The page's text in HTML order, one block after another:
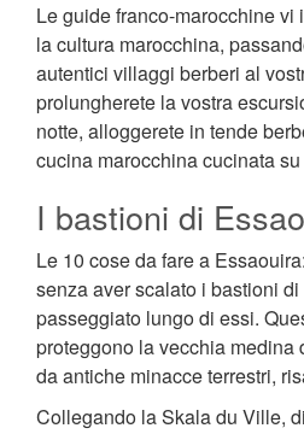
Le guide franco-marocchine
la cultura marocchina,
autentici villaggi berberi al
prolungherete la vostra
notte, alloggerete in tende
cucina marocchina cucinata su
I bastioni di
Le 10 cose da fare a
senza aver scalato i bastioni
passeggiato lungo di essi.
proteggono la vecchia medina
da antiche minacce terrestri,
Collegando la Skala du Ville,